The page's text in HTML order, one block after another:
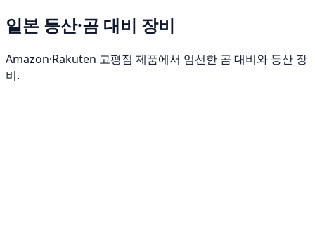
일본 등산·곰 대비 장비
Amazon·Rakuten 고평점 제품에서 엄선한 곰 대비와 등산 장
비.